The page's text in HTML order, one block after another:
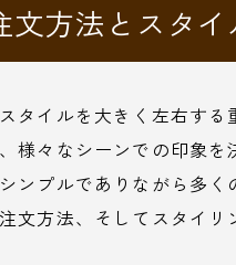
文方法とスタイ
タイルを大きく左右す
様々なシーンでの印象
ンプルでありながら多
文方法、そしてスタイリ